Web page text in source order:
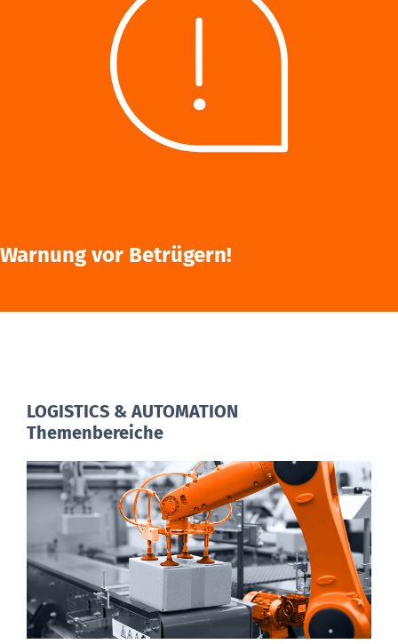
AUTOMATION. Erfahren Sie alles zur
Messe vom Messe-Team oder News
aus der Branche von unseren
Ausstellern und Partnern.
Warnung vor Betrügern!
LOGISTICS & AUTOMATION
Themenbereiche